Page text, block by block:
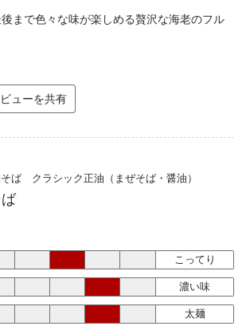
まで色々な味が楽しめる贅沢な海老のフル
ューを共有
ば クラシック正油（まぜそば・醤油）
こってり
濃い味
太麺